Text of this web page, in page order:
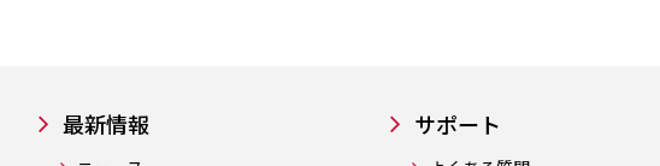
最新情報 サポート